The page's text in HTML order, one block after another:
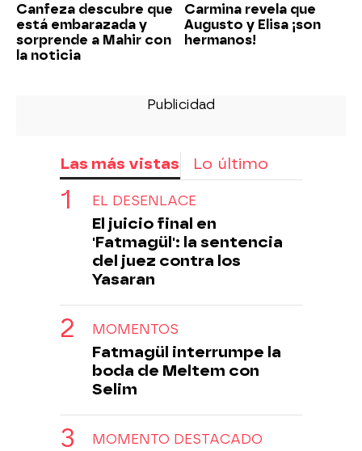
Canfeza descubre que
está embarazada y
sorprende a Mahir con
la noticia
Carmina revela que
Augusto y Elisa ¡son
hermanos!
Las más vistas Lo último
EL DESENLACE
El juicio final en
'Fatmagül': la sentencia
del juez contra los
Yasaran
MOMENTOS
Fatmagül interrumpe la
boda de Meltem con
Selim
MOMENTO DESTACADO